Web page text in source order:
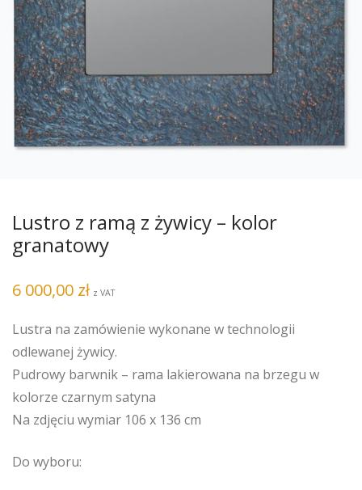
Lustro z ramą z żywicy – kolor
granatowy
6 000,00 zł z VAT
Lustra na zamówienie wykonane w technologii
odlewanej żywicy.
Pudrowy barwnik – rama lakierowana na brzegu w
kolorze czarnym satyna
Na zdjęciu wymiar 106 x 136 cm
Do wyboru: